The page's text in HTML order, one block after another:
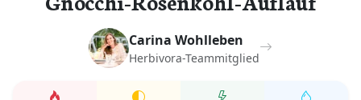
Carina Wohlleben
Herbivora-Teammitglied